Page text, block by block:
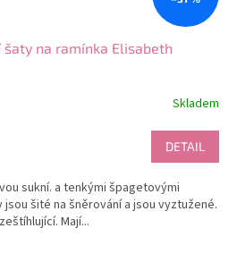
na ramínka Elisabeth
Skladem
DETAIL
sukní. a tenkými špagetovými
šité na šněrování a jsou vyztužené.
Mají...